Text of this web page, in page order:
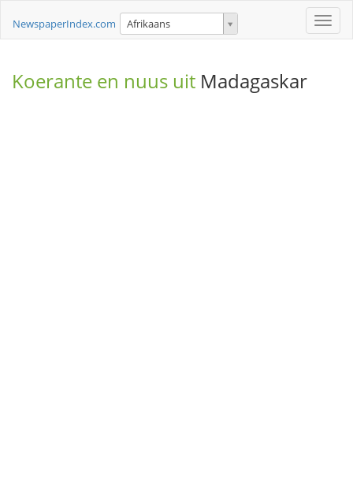
Toggle
NewspaperIndex.com Afrikaans
Koerante en nuus uit Madagaskar